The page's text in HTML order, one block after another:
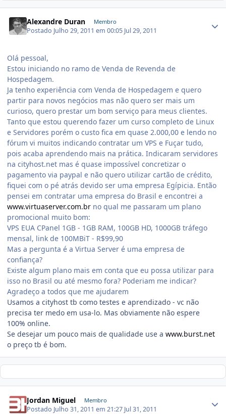
Alexandre Duran Membro
Postado Julho 29, 2011 em 00:05 Jul 29, 2011
Olá pessoal,
Estou iniciando no ramo de Venda de Revenda de
Hospedagem.
Ja tenho experiência com Venda de Hospedagem e quero
partir para novos negócios mas não quero ser mais um
curioso, quero prestar um bom serviço para meus clientes.
Tanto que estou querendo fazer um curso completo de Linux
e Servidores porém o custo fica em quase 2.000,00 e lendo no
fórum vi muitos indicando contratar um VPS e Fuçar tudo,
pois acaba aprendendo mais na prática. Indicaram servidores
na cityhost.net mas é quase impossível concretizar o
pagamento via paypal e não quero utilizar cartão de crédito,
fiquei com o pé atrás devido ser uma empresa Egípicia. Então
pensei em contratar uma empresa do Brasil e encontrei a
www.virtuaserver.com.br no qual me passaram um plano
promocional muito bom:
VPS EUA CPanel 1GB - 1GB RAM, 100GB HD, 1000GB tráfego
mensal, link de 100MBiT - R$99,90
Mas a pergunta é a Virtua Server é uma empresa de
confiança?
Existe algum plano mais em conta que eu possa utilizar para
isso no Brasil ou até mesmo fora? Poderiam me indicar?
Agradeço a todos que me ajudarem
Usamos a cityhost tb como testes e aprendizado - vc não
precisa ter medo em usa-lo. Mas obviamente não espere
100% online.
Se desejar um pouco mais de qualidade use a www.burst.net
o preço tb é bom.
Jordan Miguel Membro
Postado Julho 31, 2011 em 21:27 Jul 31, 2011